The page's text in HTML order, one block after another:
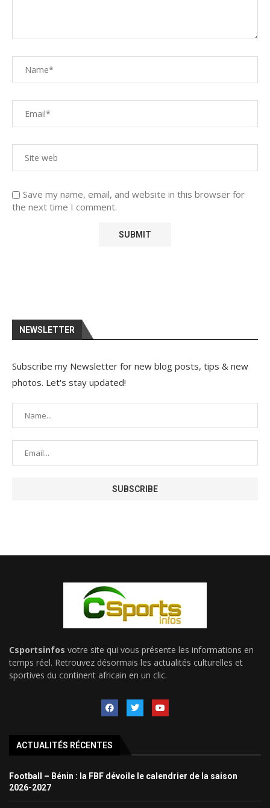
Save my name, email, and website in this browser for
the next time I comment.
NEWSLETTER
Subscribe my Newsletter for new blog posts, tips & new
photos. Let's stay updated!
Csportsinfos votre site qui vous présente les informations en
temps réel. Retrouvez désormais les actualités culturelles et
sportives du continent africain en un clic.
ACTUALITÉS RÉCENTES
Football – Bénin : la FBF dévoile le calendrier de la saison
2026-2027